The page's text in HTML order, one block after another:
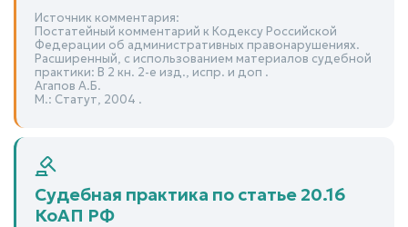
Источник комментария:
Постатейный комментарий к Кодексу Российской
Федерации об административных правонарушениях.
Расширенный, с использованием материалов судебной
практики: В 2 кн. 2-е изд., испр. и доп .
Агапов А.Б.
М.: Статут, 2004 .
Судебная практика по статье 20.16
КоАП РФ